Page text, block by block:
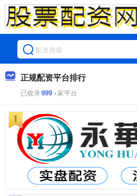
正规配资平台排行
已收录999+家平台